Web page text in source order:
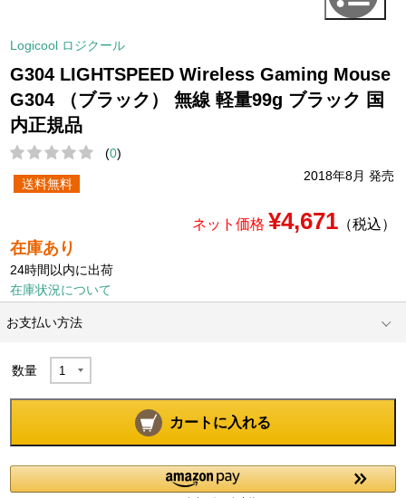
Logicool ロジクール
G304 LIGHTSPEED Wireless Gaming Mouse
G304 （ブラック） 無線 軽量99g ブラック 国
内正規品
(0)
2018年8月 発売
送料無料
ネット価格 ¥4,671（税込）
在庫あり
24時間以内に出荷
在庫状況について
お支払い方法
数量
カートに入れる